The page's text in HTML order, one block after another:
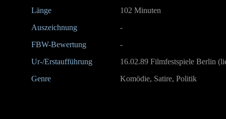
Länge
102 Minuten
Auszeichnung
-
FBW-Bewertung
-
Ur-/Erstaufführung
16.02.89 Filmfestspiele Berlin
Genre
Komödie, Satire, Politik